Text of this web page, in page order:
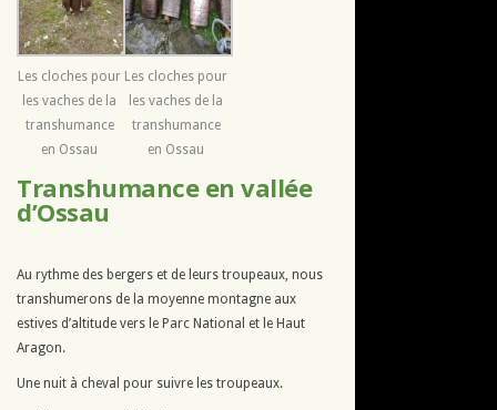
Les cloches pour
les vaches de la
transhumance
en Ossau
Les cloches pour
les vaches de la
transhumance
en Ossau
Transhumance en vallée
d’Ossau
Au rythme des bergers et de leurs troupeaux, nous
transhumerons de la moyenne montagne aux
estives d’altitude vers le Parc National et le Haut
Aragon.
Une nuit à cheval pour suivre les troupeaux.